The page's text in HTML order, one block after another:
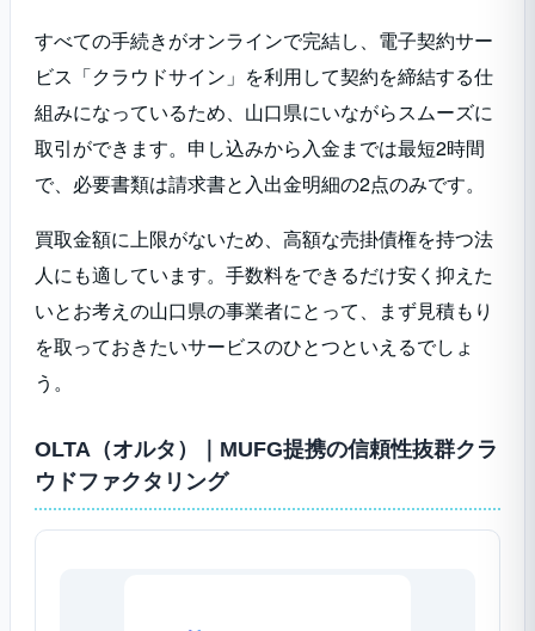
すべての手続きがオンラインで完結し、電子契約サー
ビス「クラウドサイン」を利用して契約を締結する仕
組みになっているため、山口県にいながらスムーズに
取引ができます。申し込みから入金までは最短2時間
で、必要書類は請求書と入出金明細の2点のみです。
買取金額に上限がないため、高額な売掛債権を持つ法
人にも適しています。手数料をできるだけ安く抑えた
いとお考えの山口県の事業者にとって、まず見積もり
を取っておきたいサービスのひとつといえるでしょ
う。
OLTA（オルタ）｜MUFG提携の信頼性抜群クラ
ウドファクタリング